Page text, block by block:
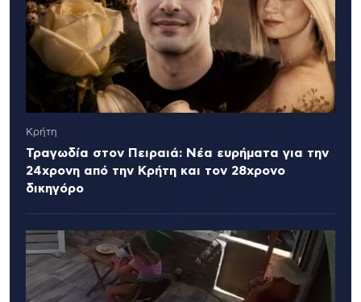
Κρήτη
Τραγωδία στον Πειραιά: Νέα ευρήματα για την
24χρονη από την Κρήτη και τον 28χρονο
δικηγόρο